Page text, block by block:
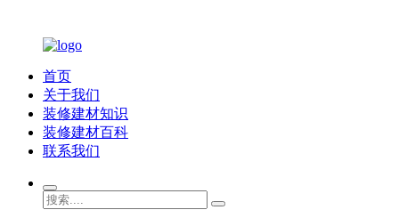
首页
关于我们
装修建材知识
装修建材百科
联系我们